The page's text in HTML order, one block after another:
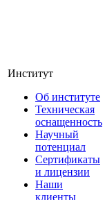
Институт
Об институте
Техническая
оснащенность
Научный
потенциал
Сертификаты
и лицензии
Наши
клиенты